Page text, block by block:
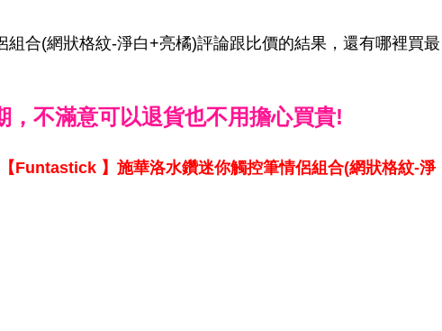
合(網狀格紋-淨白+亮橘)評論跟比價的結果，還有哪裡買最
，不滿意可以退貨也不用擔心買貴!
Funtastick 】施華洛水鑽迷你觸控筆情侶組合(網狀格紋-淨